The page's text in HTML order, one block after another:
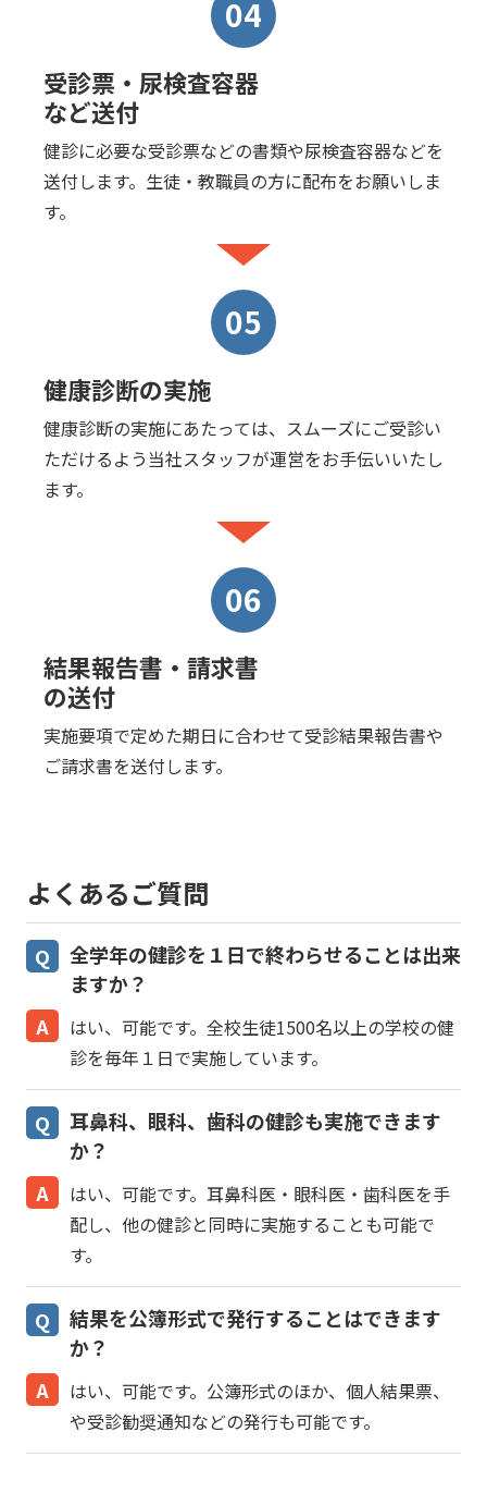
04
受診票・尿検査容器
など送付
健診に必要な受診票などの書類や尿検査容器などを
送付します。生徒・教職員の方に配布をお願いしま
す。
05
健康診断の実施
健康診断の実施にあたっては、スムーズにご受診い
ただけるよう当社スタッフが運営をお手伝いいたし
ます。
06
結果報告書・請求書
の送付
実施要項で定めた期日に合わせて受診結果報告書や
ご請求書を送付します。
よくあるご質問
全学年の健診を１日で終わらせることは出来
ますか？
はい、可能です。全校生徒1500名以上の学校の健
診を毎年１日で実施しています。
耳鼻科、眼科、歯科の健診も実施できます
か？
はい、可能です。耳鼻科医・眼科医・歯科医を手
配し、他の健診と同時に実施することも可能で
す。
結果を公簿形式で発行することはできます
か？
はい、可能です。公簿形式のほか、個人結果票、
や受診勧奨通知などの発行も可能です。